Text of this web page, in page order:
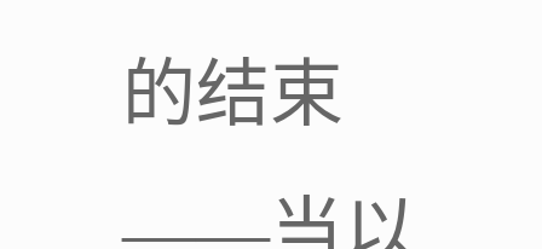
的结束
——当以